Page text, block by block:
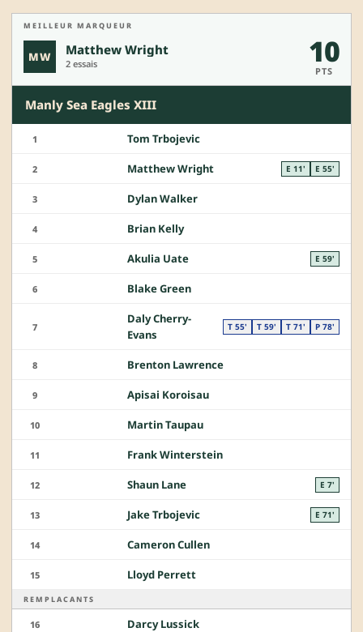
MEILLEUR MARQUEUR
MW Matthew Wright
2 essais 10
PTS
Manly Sea Eagles XIII
1 Tom Trbojevic
2 Matthew Wright E 11' E 55'
3 Dylan Walker
4 Brian Kelly
5 Akulia Uate E 59'
6 Blake Green
7
Daly Cherry-
Evans
T 55' T 59' T 71' P 78'
8 Brenton Lawrence
9 Apisai Koroisau
10 Martin Taupau
11 Frank Winterstein
12 Shaun Lane E 7'
13 Jake Trbojevic E 71'
14 Cameron Cullen
15 Lloyd Perrett
REMPLACANTS
16 Darcy Lussick